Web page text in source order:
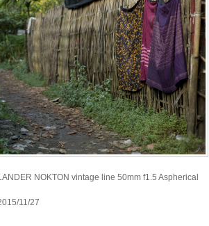
NOKTON vintage line 50mm f1.5 Aspherical
11/27